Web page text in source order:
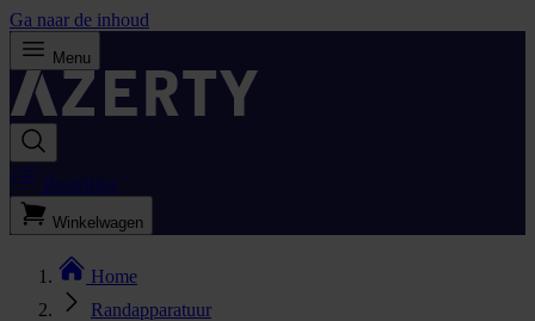
Ga naar de inhoud
Menu
Bestellijst
Winkelwagen
Home
Randapparatuur